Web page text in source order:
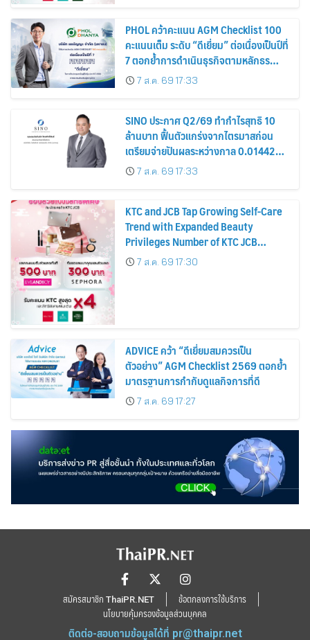
PHOL คว้าคะแนน AGM Checklist 100
คะแนนเต็ม ระดับ “ดีเยี่ยม” ต่อเนื่องเป็นปีที่
7 ตอกย้ำการดำเนินธุรกิจตามหลักธร
รมาภิบาล โปร่งใส สร้างความเชื่อมั่นผู้ถือ
หุ้น
7 ส.ค. 69 17:33
SINO ประกาศ Q2/69 ทำกำไรสุทธิ 10
ล้านบาท ฟื้นตัวแกร่งจากไตรมาสก่อน
เตรียมจ่ายปันผลระหว่างกาล 0.014423
บาทต่อหุ้น ครึ่งปีหลังมุ่งเติบโตต่อเนื่อง
7 ส.ค. 69 17:33
KTC and JCB Tap Growing Self-Care
Trend with Expanded Beauty
Privileges Number of KTC JCB
Cardmembers Spending on
Cosmetics Rises 26%
7 ส.ค. 69 17:30
ADVICE คว้า “ดีเยี่ยมสมควรเป็น
ตัวอย่าง” AGM Checklist 2569 ตอกย้ำ
มาตรฐานการกำกับดูแลกิจการที่ดี
7 ส.ค. 69 17:27
สมัครสมาชิก ThaiPR.NET
ข้อตกลงการใช้บริการ
นโยบายคุ้มครองข้อมูลส่วนบุคคล
ติดต่อ-สอบถามข้อมูลได้ที่ pr@thaipr.net